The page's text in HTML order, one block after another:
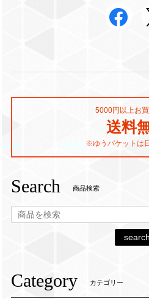
5000円以上お
送料
※ゆうパケットは
Search 商品検索
search
Category カテゴリー